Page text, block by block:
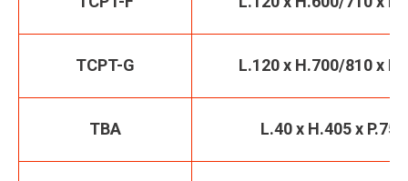
TCPT-G L.120 x H.700/810 x
TBA L.40 x H.405 x P.75